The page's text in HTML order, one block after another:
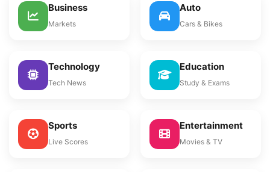
Business
Markets
Auto
Cars & Bikes
Technology
Tech News
Education
Study & Exams
Sports
Live Scores
Entertainment
Movies & TV